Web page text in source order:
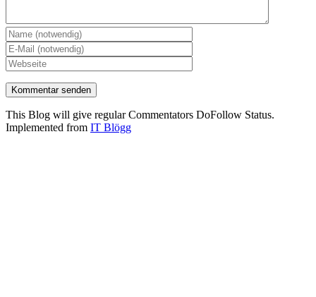
This Blog will give regular Commentators DoFollow Status.
Implemented from IT Blögg